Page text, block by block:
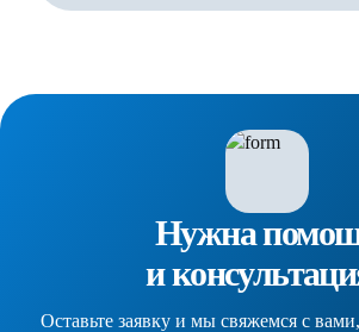
Нужна
и
Оставьте заявку и мы свяжемся с